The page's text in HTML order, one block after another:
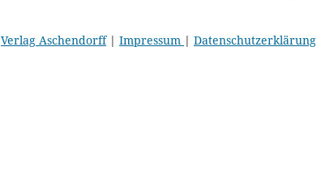
Verlag Aschendorff| Impressum | Datenschutzerklärung